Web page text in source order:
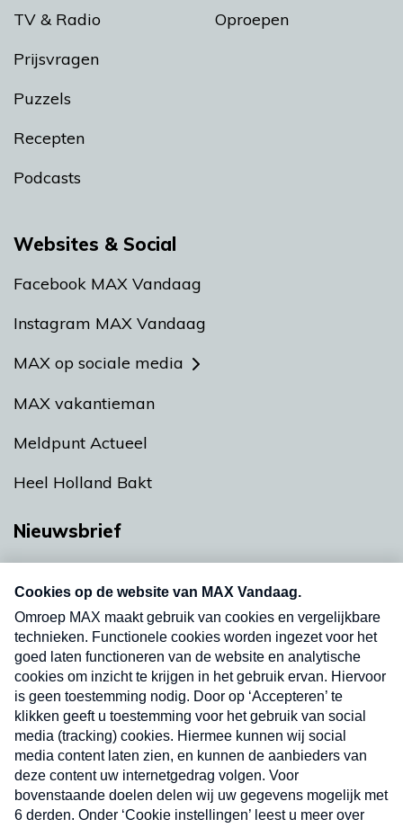
TV & Radio
Prijsvragen
Puzzels
Recepten
Podcasts
Oproepen
Websites & Social
Facebook MAX Vandaag
Instagram MAX Vandaag
MAX op sociale media
MAX vakantieman
Meldpunt Actueel
Heel Holland Bakt
Nieuwsbrief
nieuwsbrief. Elke vrijdag- en dinsdagochtend in
uw mailbox.
Verzend